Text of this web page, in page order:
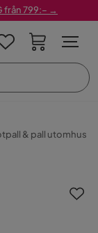
från 799:– →
& pall utomhus